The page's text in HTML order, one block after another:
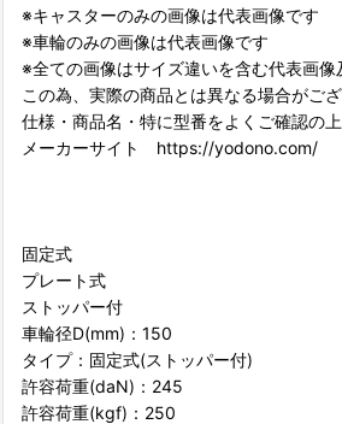
※キャスターのみの画像は代表画像です
※車輪のみの画像は代表画像です
※全ての画像はサイズ違いを含む代表画像
この為、実際の商品とは異なる場合がご
仕様・商品名・特に型番をよくご確認の
メーカーサイト https://yodono.com/
固定式
プレート式
ストッパー付
車輪径D(mm)：150
タイプ：固定式(ストッパー付)
許容荷重(daN)：245
許容荷重(kgf)：250